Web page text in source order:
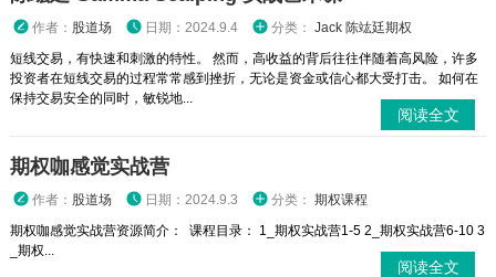
作者： 股道场 日期：2024.9.4 分类： Jack 陈竑廷期权
短线交易，有快速和刺激的特性。 然而，高收益的背后往往伴随着高风险，许多
投资者在短线交易的过程常常感到挫折，无论是资金或信心都大受打击。 如何在
保持交易安全的同时，敏锐地...
阅读全文
期权咖感觉实战营
作者： 股道场 日期：2024.9.3 分类： 期权课程
期权咖感觉实战营资源简介： 课程目录： 1_期权实战营1-5 2_期权实战营6-10 3
_期权...
阅读全文